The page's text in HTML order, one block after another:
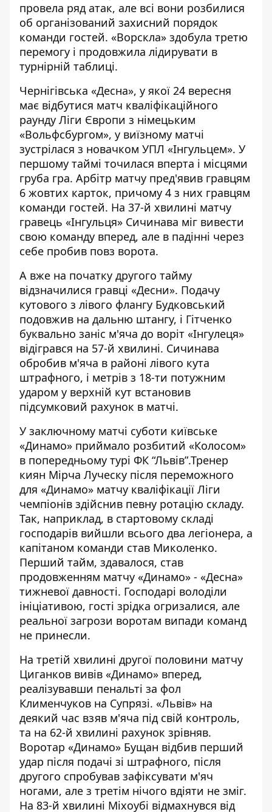
провела ряд атак, але всі вони розбилися
об організований захисний порядок
команди гостей. «Ворскла» здобула третю
перемогу і продовжила лідирувати в
турнірній таблиці.
Чернігівська «Десна», у якої 24 вересня
має відбутися матч кваліфікаційного
раунду Ліги Європи з німецьким
«Вольфсбургом», у виїзному матчі
зустрілася з новачком УПЛ «Інгульцем». У
першому таймі точилася вперта і місцями
груба гра. Арбітр матчу пред'явив гравцям
6 жовтих карток, причому 4 з них гравцям
команди гостей. На 37-й хвилині матчу
гравець «Інгульця» Сичинава міг вивести
свою команду вперед, але в падінні через
себе пробив повз ворота.
А вже на початку другого тайму
відзначилися гравці «Десни». Подачу
кутового з лівого флангу Будковський
подовжив на дальню штангу, і Гітченко
буквально заніс м'яча до воріт «Інгулеця»
відігрався на 57-й хвилині. Сичинава
обробив м'яча в районі лівого кута
штрафного, і метрів з 18-ти потужним
ударом у верхній кут встановив
підсумковий рахунок в матчі.
У заключному матчі суботи київське
«Динамо» приймало розбитий «Колосом»
в попередньому турі ФК “Львів”.Тренер
киян Мірча Луческу після переможного
для «Динамо» матчу кваліфікації Ліги
чемпіонів здійснив певну ротацію складу.
Так, наприклад, в стартовому складі
господарів вийшли всього два легіонера, а
капітаном команди став Миколенко.
Перший тайм, здавалося, став
продовженням матчу «Динамо» - «Десна»
тижневої давності. Господарі володіли
ініціативою, гості зрідка огризалися, але
реальної загрози воротам випади команд
не принесли.
На третій хвилині другої половини матчу
Циганков вивів «Динамо» вперед,
реалізувавши пенальті за фол
Клименчуков на Супрязі. «Львів» на
деякий час взяв м'яча під свій контроль,
та на 62-й хвилині рахунок зрівняв.
Воротар «Динамо» Бущан відбив перший
удар після подачі зі штрафного, після
другого спробував зафіксувати м'яч
ногами, але з третім нічого вдіяти не зміг.
На 83-й хвилині Міхоубі відмахнувся від